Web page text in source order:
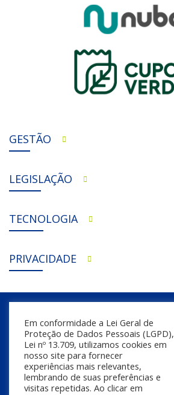
GESTÃO
LEGISLAÇÃO
TECNOLOGIA
PRIVACIDADE
Em conformidade a Lei Geral de
Proteção de Dados Pessoais (LGPD),
Lei nº 13.709, utilizamos cookies em
nosso site para fornecer
experiências mais relevantes,
lembrando de suas preferências e
visitas repetidas. Ao clicar em